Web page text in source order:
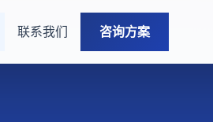
联系我们 咨询方案